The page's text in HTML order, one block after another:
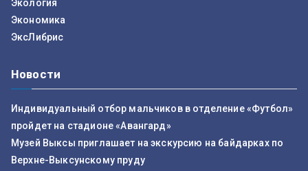
Экология
Экономика
ЭксЛибрис
Новости
Индивидуальный отбор мальчиков в отделение «Футбол»
пройдет на стадионе «Авангард»
Музей Выксы приглашает на экскурсию на байдарках по
Верхне-Выксунскому пруду